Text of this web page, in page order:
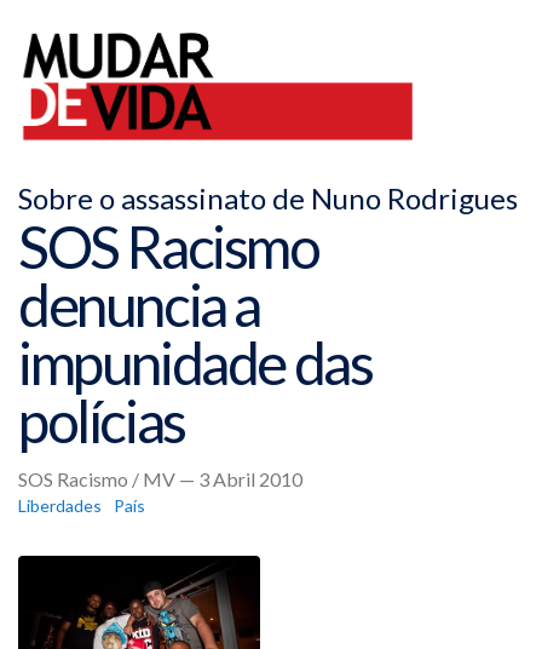
Sobre o assassinato de Nuno Rodrigues
SOS Racismo
denuncia a
impunidade das
polícias
SOS Racismo / MV — 3 Abril 2010
Liberdades País